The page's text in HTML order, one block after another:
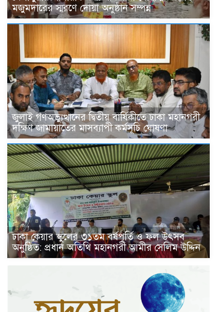
মজুমদারের স্মরণে দোয়া অনুষ্ঠান সম্পন্ন
জুলাই গণঅভ্যুত্থানের দ্বিতীয় বার্ষিকীতে ঢাকা মহানগরী
দক্ষিণ জামায়াতের মাসব্যাপী কর্মসূচি ঘোষণা
ঢাকা কেয়ার স্কুলের ৩১তম বর্ষপূর্তি ও ফল উৎসব
অনুষ্ঠিত: প্রধান অতিথি মহানগরী আমীর সেলিম উদ্দিন